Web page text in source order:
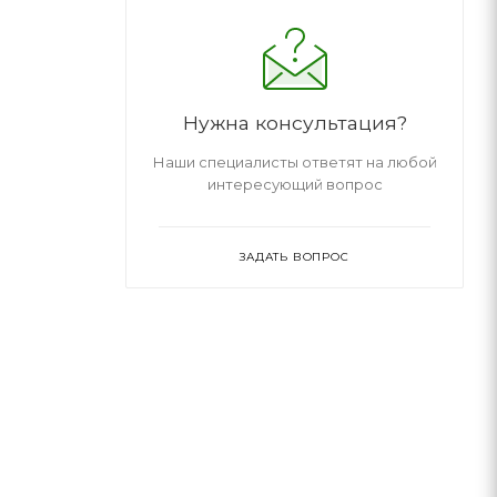
Нужна консультация?
Наши специалисты ответят на любой
интересующий вопрос
ЗАДАТЬ ВОПРОС